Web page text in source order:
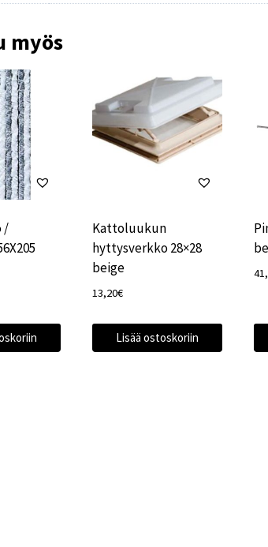
myös
/
Kattoluukun
hyttysverkko 28×28
beige
13,20€
Lisää ostoskoriin